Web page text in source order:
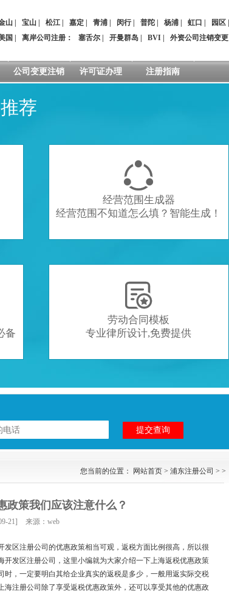
山 宝山 松江 嘉定 青浦 闵行| 普陀 杨浦 虹口 园区
国 离岸公司注册 ： 塞舌尔 开曼群岛 BVI 外资公司注销变更
公司变更注销 许可证办理 注册指南
荐

经营范围生成器
经营范围不知道怎么填？智能生成！
备

劳动合同模板
专业律所设计,免费提供
您当前的位置： 网站首页 > 浦东注册公司 > >
政策我们应该注意什么？
21] 来源：web
区注册公司的优惠政策相当可观，返税方面比例很高，所以很
发区注册公司，这里小编就为大家介绍一下上海返税优惠政策
，一定要明白其给企业真实的返税是多少，一般用返实际交税
注册公司除了享受返税优惠政策外，还可以享受其他的优惠政